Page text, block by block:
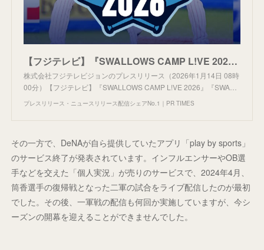
【フジテレビ】『SWALLOWS CAMP L!VE 2026』『SWALLOWS BASEBALL L!VE 2026』２月１日（日）10時30分～FOD＆CSフジテレビONEでLIVE配信・生中継
株式会社フジテレビジョンのプレスリリース（2026年1月14日 08時
00分）【フジテレビ】『SWALLOWS CAMP L!VE 2026』『SWA…
プレスリリース・ニュースリリース配信シェアNo.1｜PR TIMES
その一方で、DeNAが自ら提供していたアプリ「play by sports」
のサービス終了が発表されています。インフルエンサーやOB選
手などを交えた「個人実況」が売りのサービスで、2024年4月、
筒香選手の復帰戦となった二軍の試合をライブ配信したのが最初
でした。その後、一軍戦の配信も何回か実施していますが、今シ
ーズンの開幕を迎えることができませんでした。